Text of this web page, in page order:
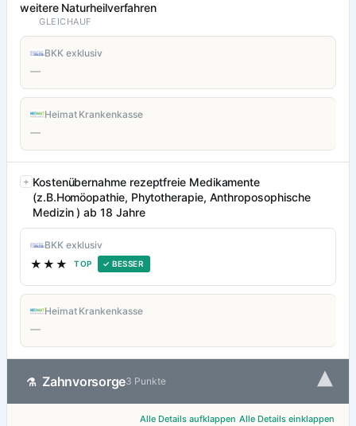
weitere Naturheilverfahren
GLEICHAUF
BKK exklusiv
—
Heimat Krankenkasse
—
Kostenübernahme rezeptfreie Medikamente
(z.B.Homöopathie, Phytotherapie, Anthroposophische
Medizin ) ab 18 Jahre
BKK exklusiv
★★★ TOP ✓ BESSER
Heimat Krankenkasse
—
⚗ Zahnvorsorge3 Punkte ▾
Alle Details aufklappen Alle Details einklappen